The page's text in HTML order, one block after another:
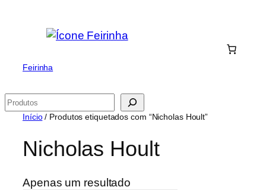
Feirinha
Pesquisar
Início/ Produtos etiquetados com “Nicholas Hoult”
Nicholas Hoult
Apenas um resultado